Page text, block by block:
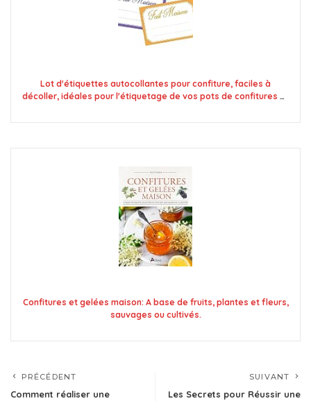
Lot d'étiquettes autocollantes pour confiture, faciles à
décoller, idéales pour l'étiquetage de vos pots de confitures et
couleurs - A8)
Confitures et gelées maison: A base de fruits, plantes et fleurs,
sauvages ou cultivés.
PRÉCÉDENT
Comment réaliser une
SUIVANT
Les Secrets pour Réussir une